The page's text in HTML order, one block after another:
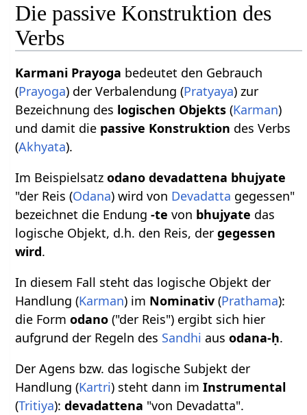
Die passive Konstruktion des
Verbs
Karmani Prayoga bedeutet den Gebrauch
(Prayoga) der Verbalendung (Pratyaya) zur
Bezeichnung des logischen Objekts (Karman)
und damit die passive Konstruktion des Verbs
(Akhyata).
Im Beispielsatzodano devadattena bhujyate
"der Reis (Odana) wird von Devadatta gegessen"
bezeichnet die Endung-te von bhujyate das
logische Objekt, d.h. den Reis, dergegessen
wird.
In diesem Fall steht das logische Objekt der
Handlung (Karman) im Nominativ (Prathama):
die Formodano ("der Reis") ergibt sich hier
aufgrund der Regeln des Sandhi ausodana-ḥ.
Der Agens bzw. das logische Subjekt der
Handlung (Kartri) steht dann imInstrumental
(Tritiya):devadattena "von Devadatta".